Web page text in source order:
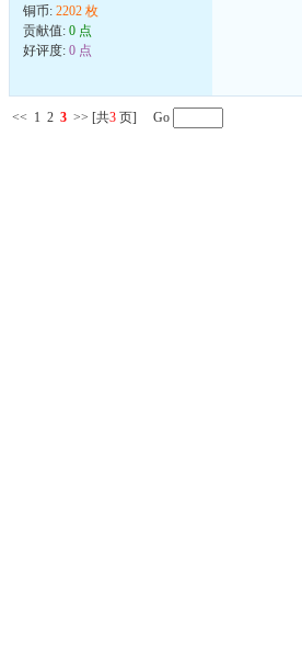
铜币: 2202 枚
贡献值: 0 点
好评度: 0 点
<< 1 2 3 >> [共3 页] Go